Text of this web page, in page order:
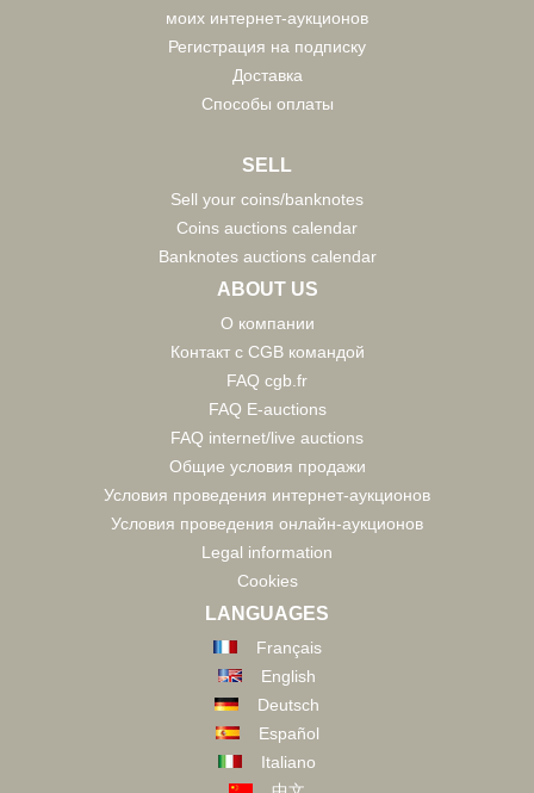
моих интернет-аукционов
Регистрация на подписку
Доставка
Способы оплаты
SELL
Sell your coins/banknotes
Coins auctions calendar
Banknotes auctions calendar
ABOUT US
О компании
Контакт с CGB командой
FAQ cgb.fr
FAQ E-auctions
FAQ internet/live auctions
Общие условия продажи
Условия проведения интернет-аукционов
Условия проведения онлайн-аукционов
Legal information
Cookies
LANGUAGES
Français
English
Deutsch
Español
Italiano